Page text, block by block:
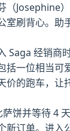
（Josephine
室刷背心。助
Saga 经销商
括一位相当可
价的跑车，让
饼并等待 4 天
新订单。进入